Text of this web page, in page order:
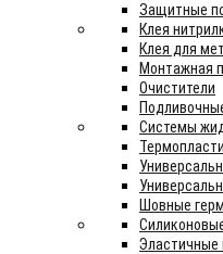
Защитные
Клея
Клея для
Монтажная
Очистители
Системы
Шовные
Эластичные